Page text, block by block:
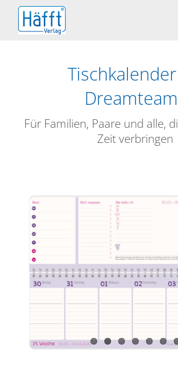
Zum
Inhalt
springen
Für Familien, Paare und alle,
Zeit verbringen